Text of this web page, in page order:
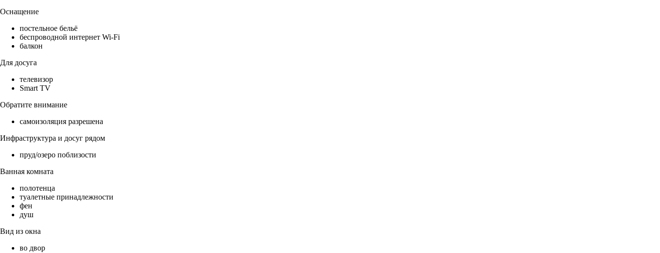
Оснащение
постельное бельё
беспроводной интернет Wi-Fi
балкон
Для досуга
телевизор
Smart TV
Обратите внимание
самоизоляция разрешена
Инфраструктура и досуг рядом
пруд/озеро поблизости
Ванная комната
полотенца
туалетные принадлежности
фен
душ
Вид из окна
во двор